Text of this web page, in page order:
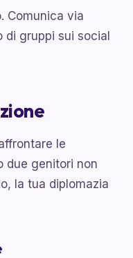
Comunica via
gruppi sui social
le
due genitori non
la tua diplomazia